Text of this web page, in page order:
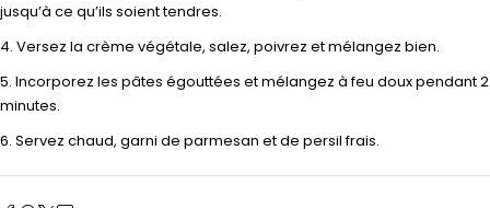
jusqu’à ce qu’ils soient tendres.
Versez la crème végétale, salez, poivrez et mélangez bien.
Incorporez les pâtes égouttées et mélangez à feu doux pendant 2
minutes.
Servez chaud, garni de parmesan et de persil frais.